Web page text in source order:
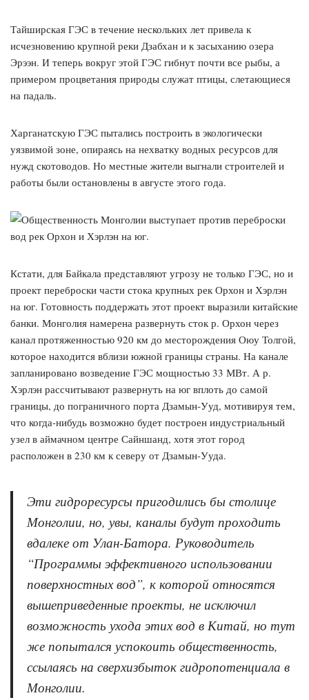
Тайширская ГЭС в течение нескольких лет привела к
исчезновению крупной реки Дзабхан и к засыханию озера
Эрээн. И теперь вокруг этой ГЭС гибнут почти все рыбы, а
примером процветания природы служат птицы, слетающиеся
на падаль.
Харганатскую ГЭС пытались построить в экологически
уязвимой зоне, опираясь на нехватку водных ресурсов для
нужд скотоводов. Но местные жители выгнали строителей и
работы были остановлены в августе этого года.
Кстати, для Байкала представляют угрозу не только ГЭС, но и
проект переброски части стока крупных рек Орхон и Хэрлэн
на юг. Готовность поддержать этот проект выразили китайские
банки. Монголия намерена развернуть сток р. Орхон через
канал протяженностью 920 км до месторождения Оюу Толгой,
которое находится вблизи южной границы страны. На канале
запланировано возведение ГЭС мощностью 33 МВт. А р.
Хэрлэн рассчитывают развернуть на юг вплоть до самой
границы, до пограничного порта Дзамын-Ууд, мотивируя тем,
что когда-нибудь возможно будет построен индустриальный
узел в аймачном центре Сайншанд, хотя этот город
расположен в 230 км к северу от Дзамын-Ууда.
Эти гидроресурсы пригодились бы столице
Монголии, но, увы, каналы будут проходить
вдалеке от Улан-Батора. Руководитель
“Программы эффективного использовании
поверхностных вод”, к которой относятся
вышеприведенные проекты, не исключил
возможность ухода этих вод в Китай, но тут
же попытался успокоить общественность,
ссылаясь на сверхизбыток гидропотенциала в
Монголии.